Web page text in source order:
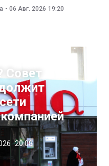
- 06 Авг. 2026 19:20
Совет
20:08